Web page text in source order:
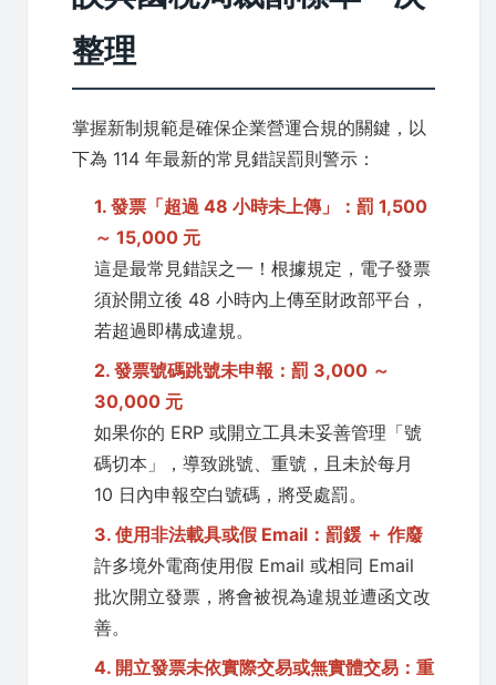
整理
掌握新制規範是確保企業營運合規的關鍵，以
下為 114 年最新的常見錯誤罰則警示：
1. 發票「超過 48 小時未上傳」：罰 1,500
～ 15,000 元
這是最常見錯誤之一！根據規定，電子發票
須於開立後 48 小時內上傳至財政部平台，
若超過即構成違規。
2. 發票號碼跳號未申報：罰 3,000 ～
30,000 元
如果你的 ERP 或開立工具未妥善管理「號
碼切本」，導致跳號、重號，且未於每月
10 日內申報空白號碼，將受處罰。
3. 使用非法載具或假 Email：罰鍰 ＋ 作廢
許多境外電商使用假 Email 或相同 Email
批次開立發票，將會被視為違規並遭函文改
善。
4. 開立發票未依實際交易或無實體交易：重